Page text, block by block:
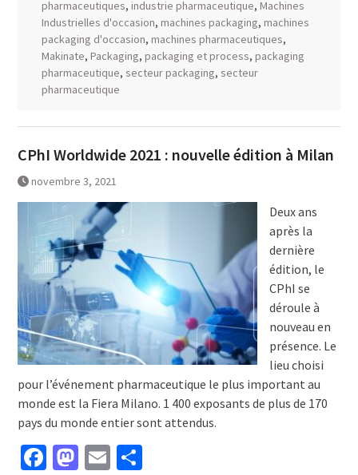
pharmaceutiques, industrie pharmaceutique, Machines
Industrielles d'occasion, machines packaging, machines
packaging d'occasion, machines pharmaceutiques,
Makinate, Packaging, packaging et process, packaging
pharmaceutique, secteur packaging, secteur
pharmaceutique
CPhI Worldwide 2021 : nouvelle édition à Milan
novembre 3, 2021
Deux ans
après la
dernière
édition, le
CPhI se
déroule à
nouveau en
présence. Le
lieu choisi
pour l’événement pharmaceutique le plus important au
monde est la Fiera Milano. 1 400 exposants de plus de 170
pays du monde entier sont attendus.
Facebook
Mastodon
EmailPartager